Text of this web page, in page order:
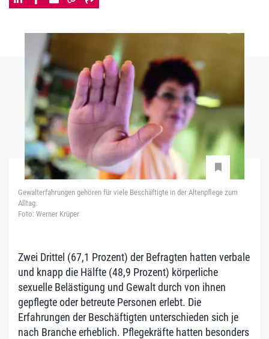
Gewalterfahrungen gehören für viele Beschäftigte in der Altenpflege zum
Alltag.
Foto: Werner Krüper
Zwei Drittel (67,1 Prozent) der Befragten hatten verbale
und knapp die Hälfte (48,9 Prozent) körperliche
sexuelle Belästigung und Gewalt durch von ihnen
gepflegte oder betreute Personen erlebt. Die
Erfahrungen der Beschäftigten unterschieden sich je
nach Branche erheblich. Pflegekräfte hatten besonders